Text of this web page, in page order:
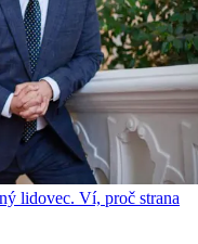
lidovec. Ví, proč strana